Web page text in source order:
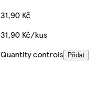
31,90 Kč
31,90 Kč/kus
Quantity controls
Přidat